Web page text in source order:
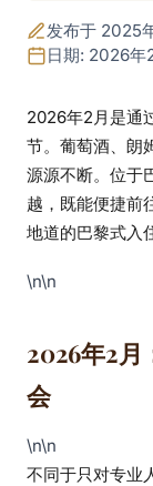
2026
览会
Hôtel
的出
发布于 2025
日期: 2026年
2026年2月是通
节。葡萄酒、朗
源源不断。位于
越，既能便捷前
地道的巴黎式入
\n\n
2026年2月
会
\n\n
不同于只对专业